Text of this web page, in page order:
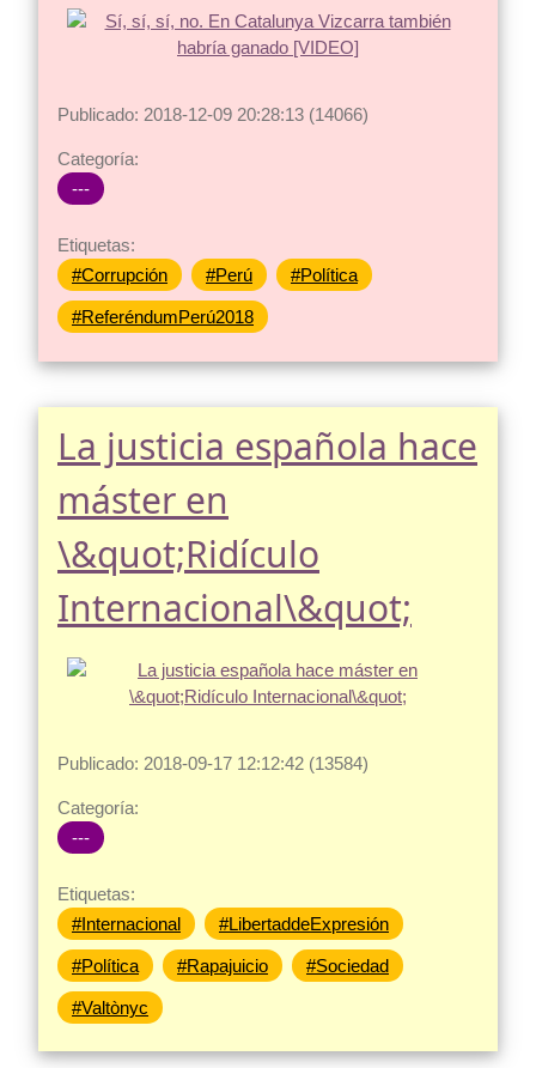
Publicado: 2018-12-09 20:28:13 (14066)
Categoría:
---
Etiquetas:
#Corrupción
#Perú #Política
#ReferéndumPerú2018
La justicia española hace
máster en
\&quot;Ridículo
Internacional\&quot;
Publicado: 2018-09-17 12:12:42 (13584)
Categoría:
---
Etiquetas:
#Internacional
#LibertaddeExpresión
#Política #Rapajuicio #Sociedad
#Valtònyc